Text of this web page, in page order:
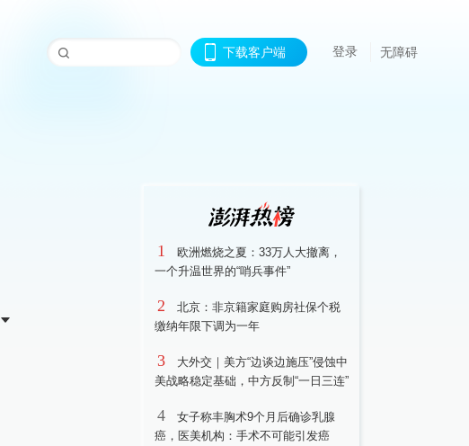
下载客户端 登录 无障碍
1
欧洲燃烧之夏：33万人大撤离，
一个升温世界的“哨兵事件”
2
北京：非京籍家庭购房社保个税
缴纳年限下调为一年
3
大外交｜美方“边谈边施压”侵蚀中
美战略稳定基础，中方反制“一日三连”
4
女子称丰胸术9个月后确诊乳腺
癌，医美机构：手术不可能引发癌